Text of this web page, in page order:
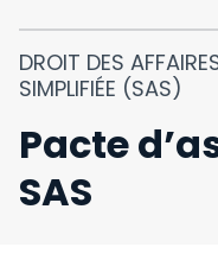
DROIT DES
SIMPLIFIÉE (SAS)
Pacte
SAS